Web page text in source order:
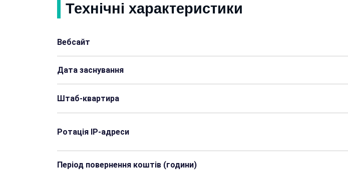
Технічні характеристики
Вебсайт
Дата заснування
Штаб-квартира
Ротація IP-адреси
Період повернення коштів (години)